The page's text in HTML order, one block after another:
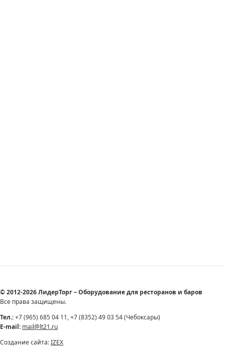
© 2012-2026 ЛидерТорг – Оборудование для ресторанов и баров
Все права защищены.
Тел.:+7 (965) 685 04 11, +7 (8352) 49 03 54 (Чебоксары)
E-mail: mail@lt21.ru
Создание сайта:IZEX